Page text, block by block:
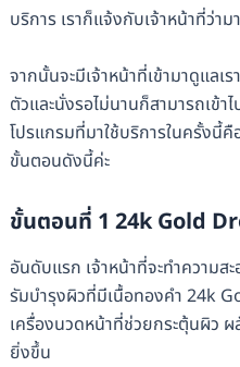
บริการ เราก็แจ้งกับเจ้าหน้าที่ว่าม
จากนั้นจะมีเจ้าหน้าที่เข้ามาดูแลเ
ตัวและนั่งรอไม่นานก็สามารถเข้า
โปรแกรมที่มาใช้บริการในครั้งนี้คื
ขั้นตอนดังนี้ค่ะ
ขั้นตอนที่ 1 24k Gold
อันดับแรก เจ้าหน้าที่จะทำความส
รัมบำรุงผิวที่มีเนื้อทองคำ 24k
เครื่องนวดหน้าที่ช่วยกระตุ้นผิว
ยิ่งขึ้น